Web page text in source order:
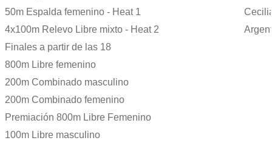
50m Espalda femenino - Heat 1
4x100m Relevo Libre mixto - Heat 2
Finales a partir de las 18
800m Libre femenino
200m Combinado masculino
200m Combinado femenino
Premiación 800m Libre Femenino
100m Libre masculino